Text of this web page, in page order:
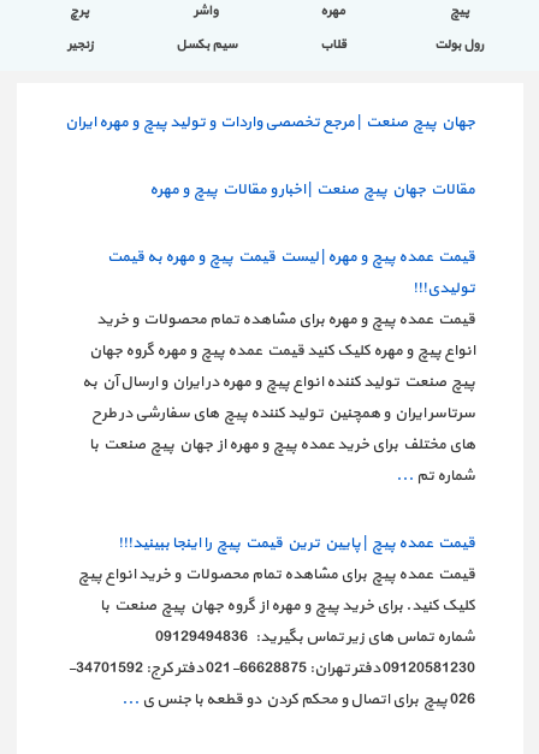
پیچ مهره واشر
پرچ
رول بولت
قلاب سیم بکسل زنجیر
جهان پیچ صنعت | مرجع تخصصی واردات و تولید پیچ و مهره ایران
مقالات جهان پیچ صنعت | اخبار و مقالات پیچ و مهره
قیمت عمده پیچ و مهره | لیست قیمت پیچ و مهره به قیمت
تولیدی!!!
قیمت عمده پیچ و مهره برای مشاهده تمام محصولات و خرید
انواع پیچ و مهره کلیک کنید قیمت عمده پیچ و مهره گروه جهان
پیچ صنعت تولید کننده انواع پیچ و مهره در ایران و ارسال آن به
سرتاسر ایران و همچنین تولید کننده پیچ های سفارشی در طرح
های مختلف برای خرید عمده پیچ و مهره از جهان پیچ صنعت با
شماره تم ...
قیمت عمده پیچ | پایین ترین قیمت پیچ را اینجا ببینید!!!
قیمت عمده پیچ برای مشاهده تمام محصولات و خرید انواع پیچ
کلیک کنید. برای خرید پیچ و مهره از گروه جهان پیچ صنعت با
شماره تماس های زیر تماس بگیرید: 09129494836
09120581230 دفتر تهران: 66628875-021 دفتر کرج: 34701592-
026 پیچ برای اتصال و محکم کردن دو قطعه با جنس ی
...